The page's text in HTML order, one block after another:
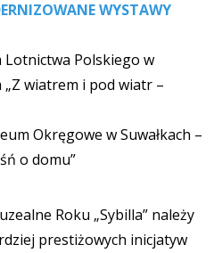
WYSTAWY
Lotnictwa Polskiego w
wiatrem i pod wiatr –
Okręgowe w Suwałkach –
o domu”
Roku „Sybilla” należy
prestiżowych inicjatyw